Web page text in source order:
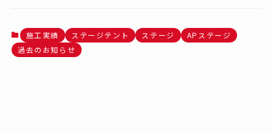
施工実績 ステージテント ステージ
APステージ
過去のお知らせ